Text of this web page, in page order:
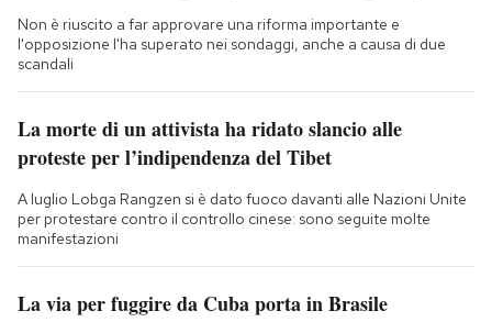
Non è riuscito a far approvare una riforma importante e
l'opposizione l'ha superato nei sondaggi, anche a causa di due
scandali
La morte di un attivista ha ridato slancio alle
proteste per l’indipendenza del Tibet
A luglio Lobga Rangzen si è dato fuoco davanti alle Nazioni Unite
per protestare contro il controllo cinese: sono seguite molte
manifestazioni
La via per fuggire da Cuba porta in Brasile